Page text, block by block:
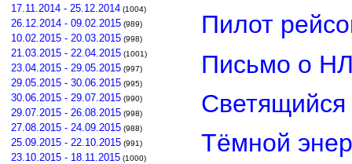
17.11.2014 - 25.12.2014 (1004)
26.12.2014 - 09.02.2015 (989)
10.02.2015 - 20.03.2015 (998)
21.03.2015 - 22.04.2015 (1001)
23.04.2015 - 29.05.2015 (997)
29.05.2015 - 30.06.2015 (995)
30.06.2015 - 29.07.2015 (990)
29.07.2015 - 26.08.2015 (998)
27.08.2015 - 24.09.2015 (988)
25.09.2015 - 22.10.2015 (991)
23.10.2015 - 18.11.2015 (1000)
Пилот
Письмо о
Светящийся
Тёмной